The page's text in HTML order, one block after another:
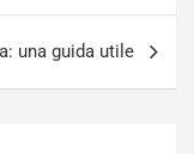
una guida utile